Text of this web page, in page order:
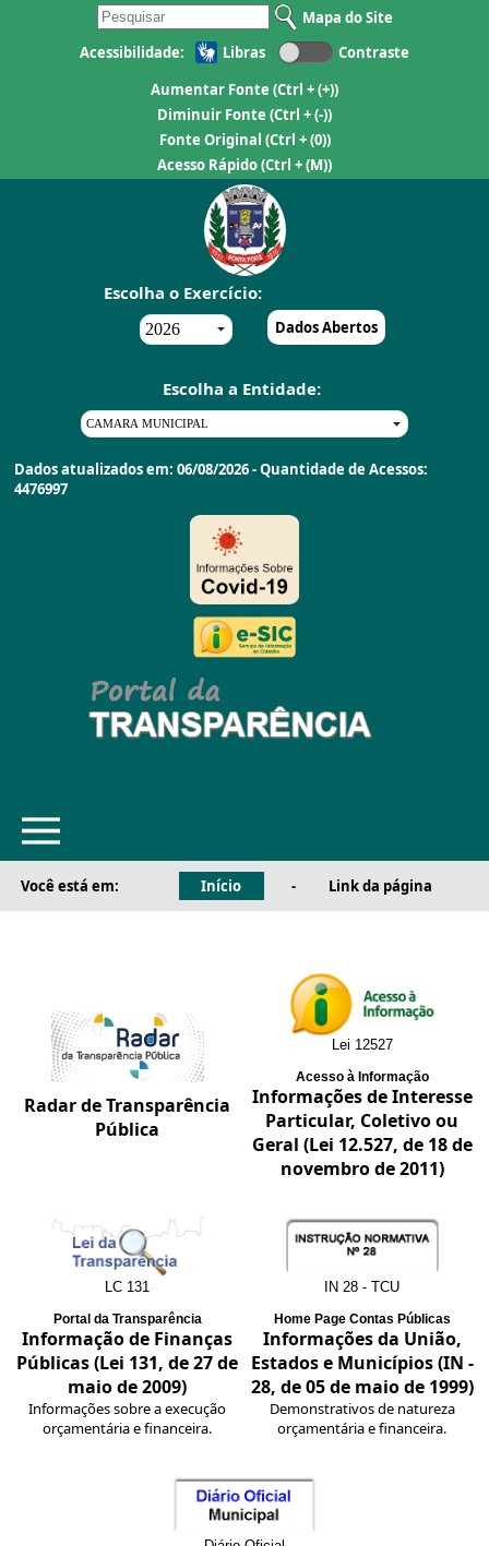
Mapa do Site
Acessibilidade:
Libras
Contraste
Aumentar Fonte (Ctrl + (+))
Diminuir Fonte (Ctrl + (-))
Fonte Original (Ctrl + (0))
Acesso Rápido(Ctrl + (M))
Escolha o Exercício:
Dados Abertos
Escolha a Entidade:
Dados atualizados em: 06/08/2026 - Quantidade de Acessos:
4476997
Você está em: Início - Link da página